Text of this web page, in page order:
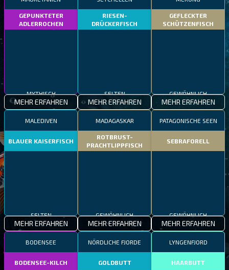
GEPUNKTETER
ADLERROCHEN
MYTHISCH
MEHR ERFAHREN
RIESEN-
DRÜCKERFISCH
SELTEN
MEHR ERFAHREN
GEFLECKTER
SCHÜTZENFISCH
GEWÖHNLICH
MEHR ERFAHREN
MALEDIVEN
BLAUER KAISERFISCH
SELTEN
MEHR ERFAHREN
MADAGASKAR
ROTBRUST-
PRACHTLIPPFISCH
GEWÖHNLICH
MEHR ERFAHREN
PATAGONISCHE SEEN
SEBRAFORELL
GEWÖHNLICH
MEHR ERFAHREN
BODENSEE
BODENSEE-KILCH
NÖRDLICHE FJORDE
GOLDBUTT
LYNGENFJORD
HAARBUTT